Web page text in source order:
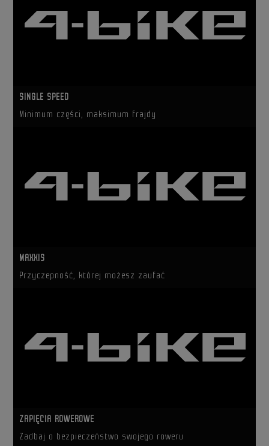
SINGLE SPEED
Minimum części, maksimum frajdy
MAXXIS
Przyczepność, której możesz zaufać
ZAPIĘCIA ROWEROWE
Zadbaj o bezpieczeństwo swojego roweru